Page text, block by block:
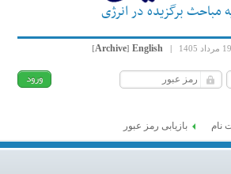
مباحث برگزیده در انرژی
|
English
[Archive]
بازیابی رمز عبور